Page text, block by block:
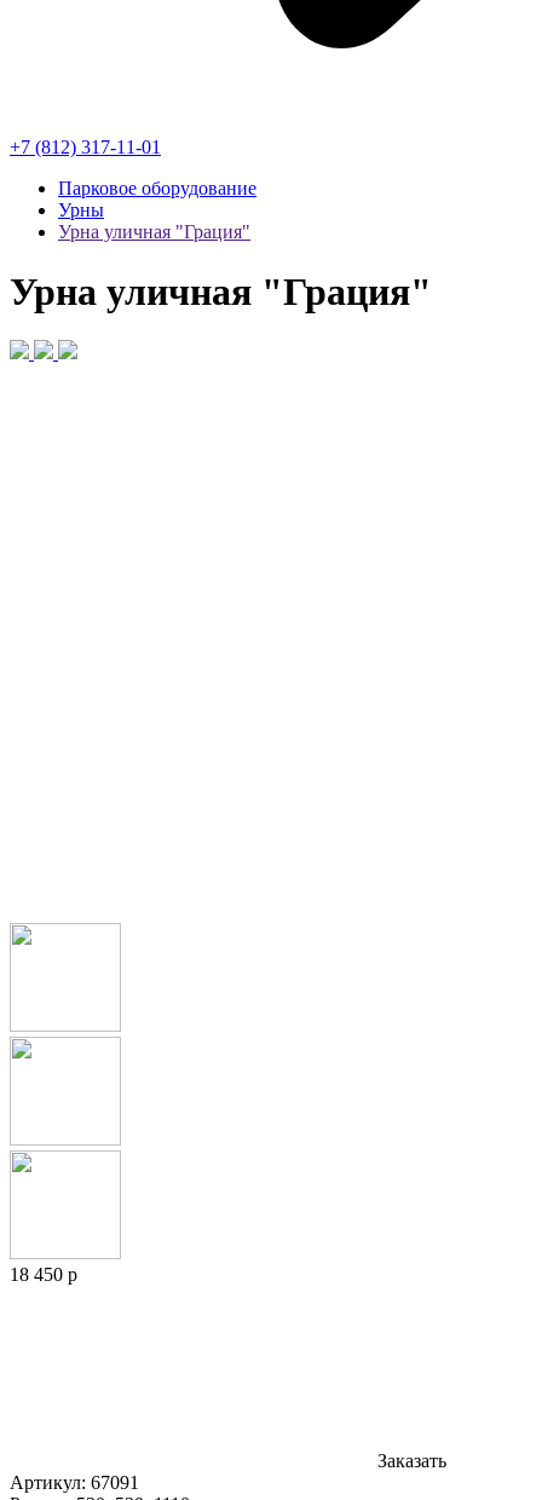
+7 (812) 317-11-01
Парковое оборудование
Урны
Урна уличная "Грация"
Урна уличная "Грация"
18 450 р
Заказать
Артикул: 67091